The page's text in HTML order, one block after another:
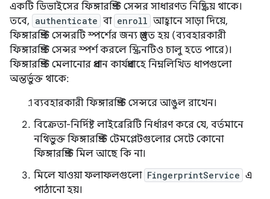
একটি ডিভাইসের ফিঙ্গারপ্রিন্ট সেন্সর সাধারণত নিষ্ক্রিয় থাকে।
তবে, authenticate বা enroll আহ্বানে সাড়া দিয়ে,
ফিঙ্গারপ্রিন্ট সেন্সরটি স্পর্শের জন্য প্রস্তুত হয় (ব্যবহারকারী
ফিঙ্গারপ্রিন্ট সেন্সর স্পর্শ করলে স্ক্রিনটিও চালু হতে পারে)।
ফিঙ্গারপ্রিন্ট মেলানোর প্রধান কার্যপ্রবাহে নিম্নলিখিত ধাপগুলো
অন্তর্ভুক্ত থাকে:
ব্যবহারকারী ফিঙ্গারপ্রিন্ট সেন্সরে আঙুল রাখেন।
বিক্রেতা-নির্দিষ্ট লাইব্রেরিটি নির্ধারণ করে যে, বর্তমানে
নথিভুক্ত ফিঙ্গারপ্রিন্ট টেমপ্লেটগুলোর সেটে কোনো
ফিঙ্গারপ্রিন্ট মিল আছে কি না।
মিলে যাওয়া ফলাফলগুলো FingerprintService এ
পাঠানো হয়।